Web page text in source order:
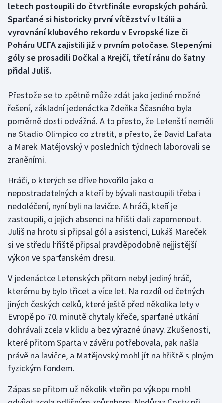
Dostihy
Florbal
Futsal
Gymnastika
Házená
Jezdectví
Judo
Krasobruslení
Lezení
Lyže a snowboard
Moderní pětiboj
Motorsport
Olympijské hry
Parasport
Plavání
Plážový volejbal
letech postoupili do čtvrtfinále evropských pohárů.
Sparťané si historicky první vítězství v Itálii a
vyrovnání klubového rekordu v Evropské lize či
Poháru UEFA zajistili již v prvním poločase. Slepenými
góly se prosadili Dočkal a Krejčí, třetí ránu do šatny
přidal Juliš.
Přestože se to zpětně může zdát jako jediné možné
řešení, základní jedenáctka Zdeňka Ščasného byla
poměrně dosti odvážná. A to přesto, že Letenští neměli
na Stadio Olimpico co ztratit, a přesto, že David Lafata
a Marek Matějovský v posledních týdnech laborovali se
zraněními.
Hráči, o kterých se dříve hovořilo jako o
nepostradatelných a kteří by bývali nastoupili třeba i
nedoléčení, nyní byli na lavičce. A hráči, kteří je
zastoupili, o jejich absenci na hřišti dali zapomenout.
Juliš na hrotu si připsal gól a asistenci, Lukáš Mareček
si ve středu hřiště připsal pravděpodobně nejjistější
výkon ve sparťanském dresu.
V jedenáctce Letenských přitom nebyl jediný hráč,
kterému by bylo třicet a více let. Na rozdíl od četných
jiných českých celků, které ještě před několika lety v
Evropě po 70. minutě chytaly křeče, sparťané utkání
dohrávali zcela v klidu a bez výrazné únavy. Zkušenosti,
které přitom Sparta v závěru potřebovala, pak našla
právě na lavičce, a Matějovský mohl jít na hřiště s plným
fyzickým fondem.
Zápas se přitom už několik vteřin po výkopu mohl